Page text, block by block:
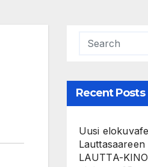
Recent Posts
Uusi
LAUTTA-